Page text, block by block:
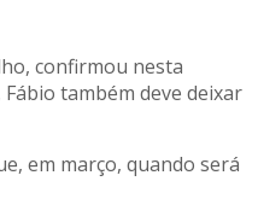
confirmou nesta
também deve deixar
em março, quando será